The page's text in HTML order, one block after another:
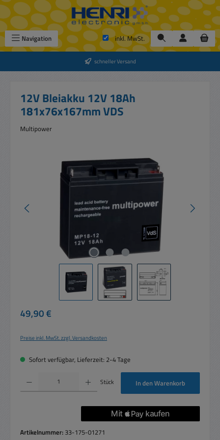
Zum Hauptinhalt springen
Navigation inkl. MwSt.
schneller Versand
12V Bleiakku 12V 18Ah
181x76x167mm VDS
Multipower
Regulärer Preis:
49,90 €
Preise inkl. MwSt. zzgl. Versandkosten
Sofort verfügbar, Lieferzeit: 2-4 Tage
Produkt Anzahl: Gib den gewünschten Wert ein oder benutze die Schaltflächen um
Stück In den Warenkorb
Artikelnummer: 33-175-01271